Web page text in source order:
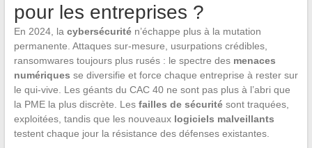
pour les entreprises ?
En 2024, la cybersécuritén’échappe plus à la mutation
permanente. Attaques sur-mesure, usurpations crédibles,
ransomwares toujours plus rusés : le spectre des menaces
numériques se diversifie et force chaque entreprise à rester sur
le qui-vive. Les géants du CAC 40 ne sont pas plus à l’abri que
la PME la plus discrète. Les failles de sécuritésont traquées,
exploitées, tandis que les nouveaux logiciels malveillants
testent chaque jour la résistance des défenses existantes.